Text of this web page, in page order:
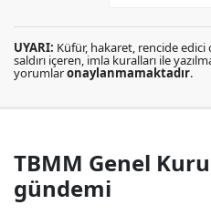
UYARI: Küfür, hakaret, rencide
saldırı içeren, imla kuralları ile
yorumlaronaylanmamaktadır.
TBMM Genel
gündemi